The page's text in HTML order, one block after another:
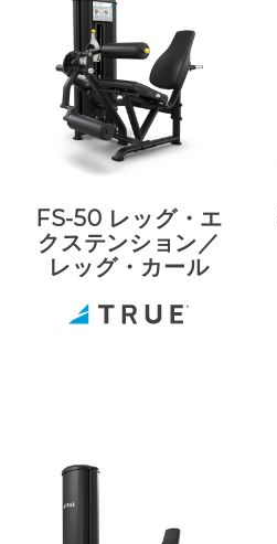
FS-50 レッグ・エ
クステンション／
レッグ・カール